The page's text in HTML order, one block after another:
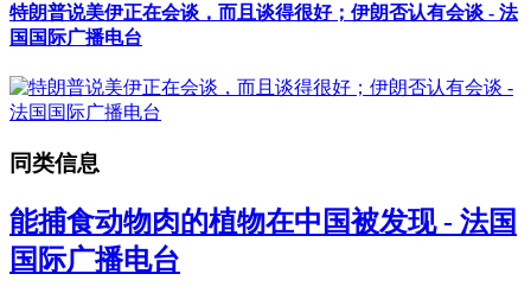
特朗普说美伊正在会谈，而且谈得很好；伊朗否认有会谈 - 法
国国际广播电台
同类信息
能捕食动物肉的植物在中国被发现 - 法国
国际广播电台